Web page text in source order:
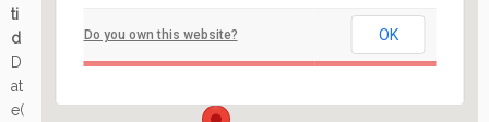
Arrangement
Do you own this website? OK
ti
d
D
at
e(